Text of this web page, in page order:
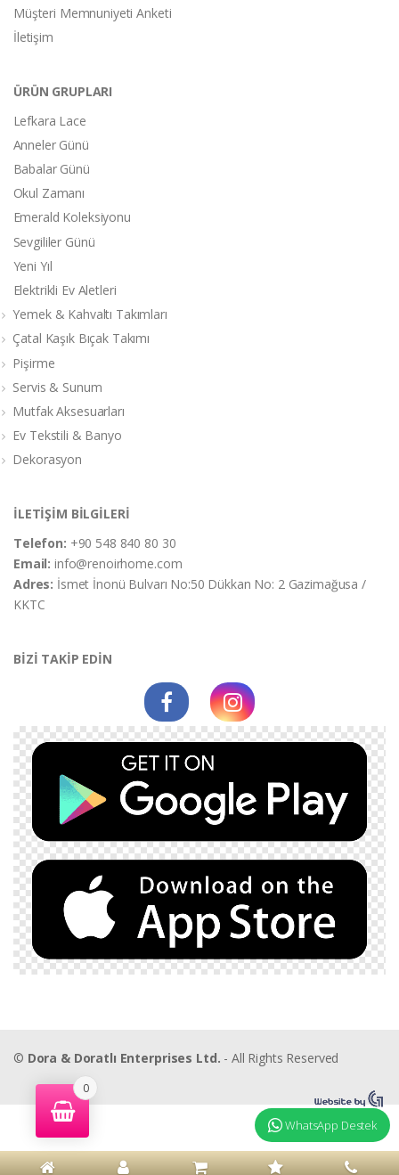
Müşteri Memnuniyeti Anketi
İletişim
ÜRÜN GRUPLARI
Lefkara Lace
Anneler Günü
Babalar Günü
Okul Zamanı
Emerald Koleksiyonu
Sevgililer Günü
Yeni Yıl
Elektrikli Ev Aletleri
Yemek & Kahvaltı Takımları
Çatal Kaşık Bıçak Takımı
Pişirme
Servis & Sunum
Mutfak Aksesuarları
Ev Tekstili & Banyo
Dekorasyon
İLETİŞİM BİLGİLERİ
Telefon: +90 548 840 80 30
Email:info@renoirhome.com
Adres: İsmet İnonü Bulvarı No:50 Dükkan No: 2 Gazimağusa /
KKTC
BİZİ TAKİP EDİN
© Dora & Doratlı Enterprises Ltd. - All Rights Reserved
0
WhatsApp Destek